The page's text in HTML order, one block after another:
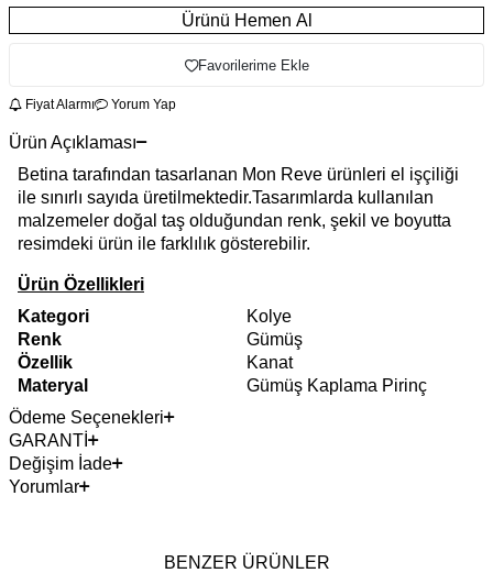
Ürünü Hemen Al
Favorilerime Ekle
Fiyat Alarmı Yorum Yap
Ürün Açıklaması
Betina tarafından tasarlanan Mon Reve ürünleri el işçiliği
ile sınırlı sayıda üretilmektedir.Tasarımlarda kullanılan
malzemeler doğal taş olduğundan renk, şekil ve boyutta
resimdeki ürün ile farklılık gösterebilir.
Ürün Özellikleri
Kategori
Kolye
Renk
Gümüş
Özellik
Kanat
Materyal
Gümüş Kaplama Pirinç
Ödeme Seçenekleri
GARANTİ
Değişim İade
Yorumlar
BENZER ÜRÜNLER